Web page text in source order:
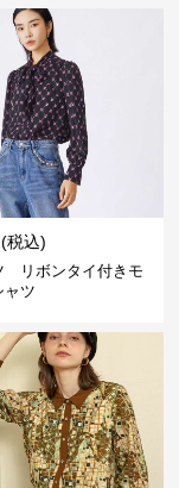
(税込)
リボンタイ付きモ
ャツ